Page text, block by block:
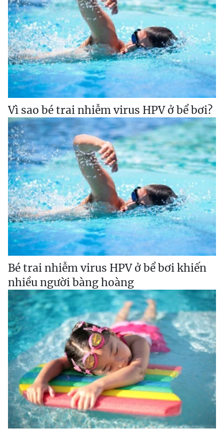
Vì sao bé trai nhiễm virus HPV ở bể bơi?
Bé trai nhiễm virus HPV ở bể bơi khiến
nhiều người bàng hoàng